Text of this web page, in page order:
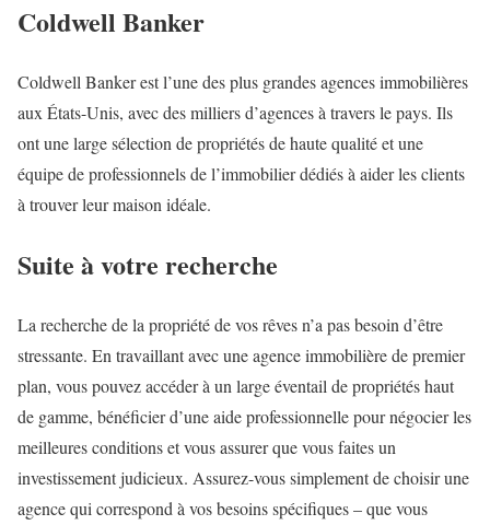
Coldwell Banker
Coldwell Banker est l’une des plus grandes agences immobilières
aux États-Unis, avec des milliers d’agences à travers le pays. Ils
ont une large sélection de propriétés de haute qualité et une
équipe de professionnels de l’immobilier dédiés à aider les clients
à trouver leur maison idéale.
Suite à votre recherche
La recherche de la propriété de vos rêves n’a pas besoin d’être
stressante. En travaillant avec une agence immobilière de premier
plan, vous pouvez accéder à un large éventail de propriétés haut
de gamme, bénéficier d’une aide professionnelle pour négocier les
meilleures conditions et vous assurer que vous faites un
investissement judicieux. Assurez-vous simplement de choisir une
agence qui correspond à vos besoins spécifiques – que vous